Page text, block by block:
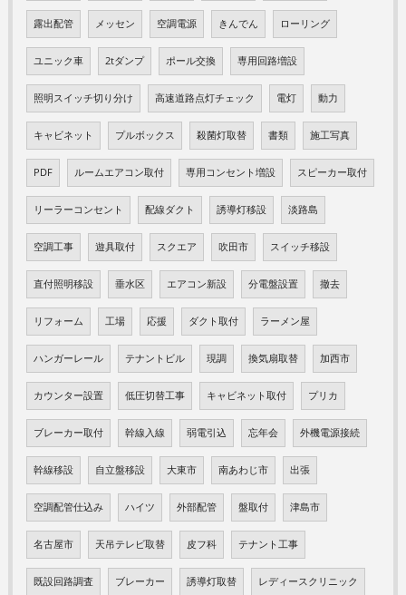
露出配管 メッセン 空調電源 きんでん ローリング
ユニック車 2tダンプ ポール交換 専用回路増設
照明スイッチ切り分け 高速道路点灯チェック 電灯 動力
キャビネット プルボックス 殺菌灯取替 書類 施工写真
PDF ルームエアコン取付 専用コンセント増設 スピーカー取付
リーラーコンセント 配線ダクト 誘導灯移設 淡路島
空調工事 遊具取付 スクエア 吹田市 スイッチ移設
直付照明移設 垂水区 エアコン新設 分電盤設置 撤去
リフォーム 工場 応援 ダクト取付 ラーメン屋
ハンガーレール テナントビル 現調 換気扇取替 加西市
カウンター設置 低圧切替工事 キャビネット取付 プリカ
ブレーカー取付 幹線入線 弱電引込 忘年会 外機電源接続
幹線移設 自立盤移設 大東市 南あわじ市 出張
空調配管仕込み ハイツ 外部配管 盤取付 津島市
名古屋市 天吊テレビ取替 皮フ科 テナント工事
既設回路調査 ブレーカー 誘導灯取替 レディースクリニック